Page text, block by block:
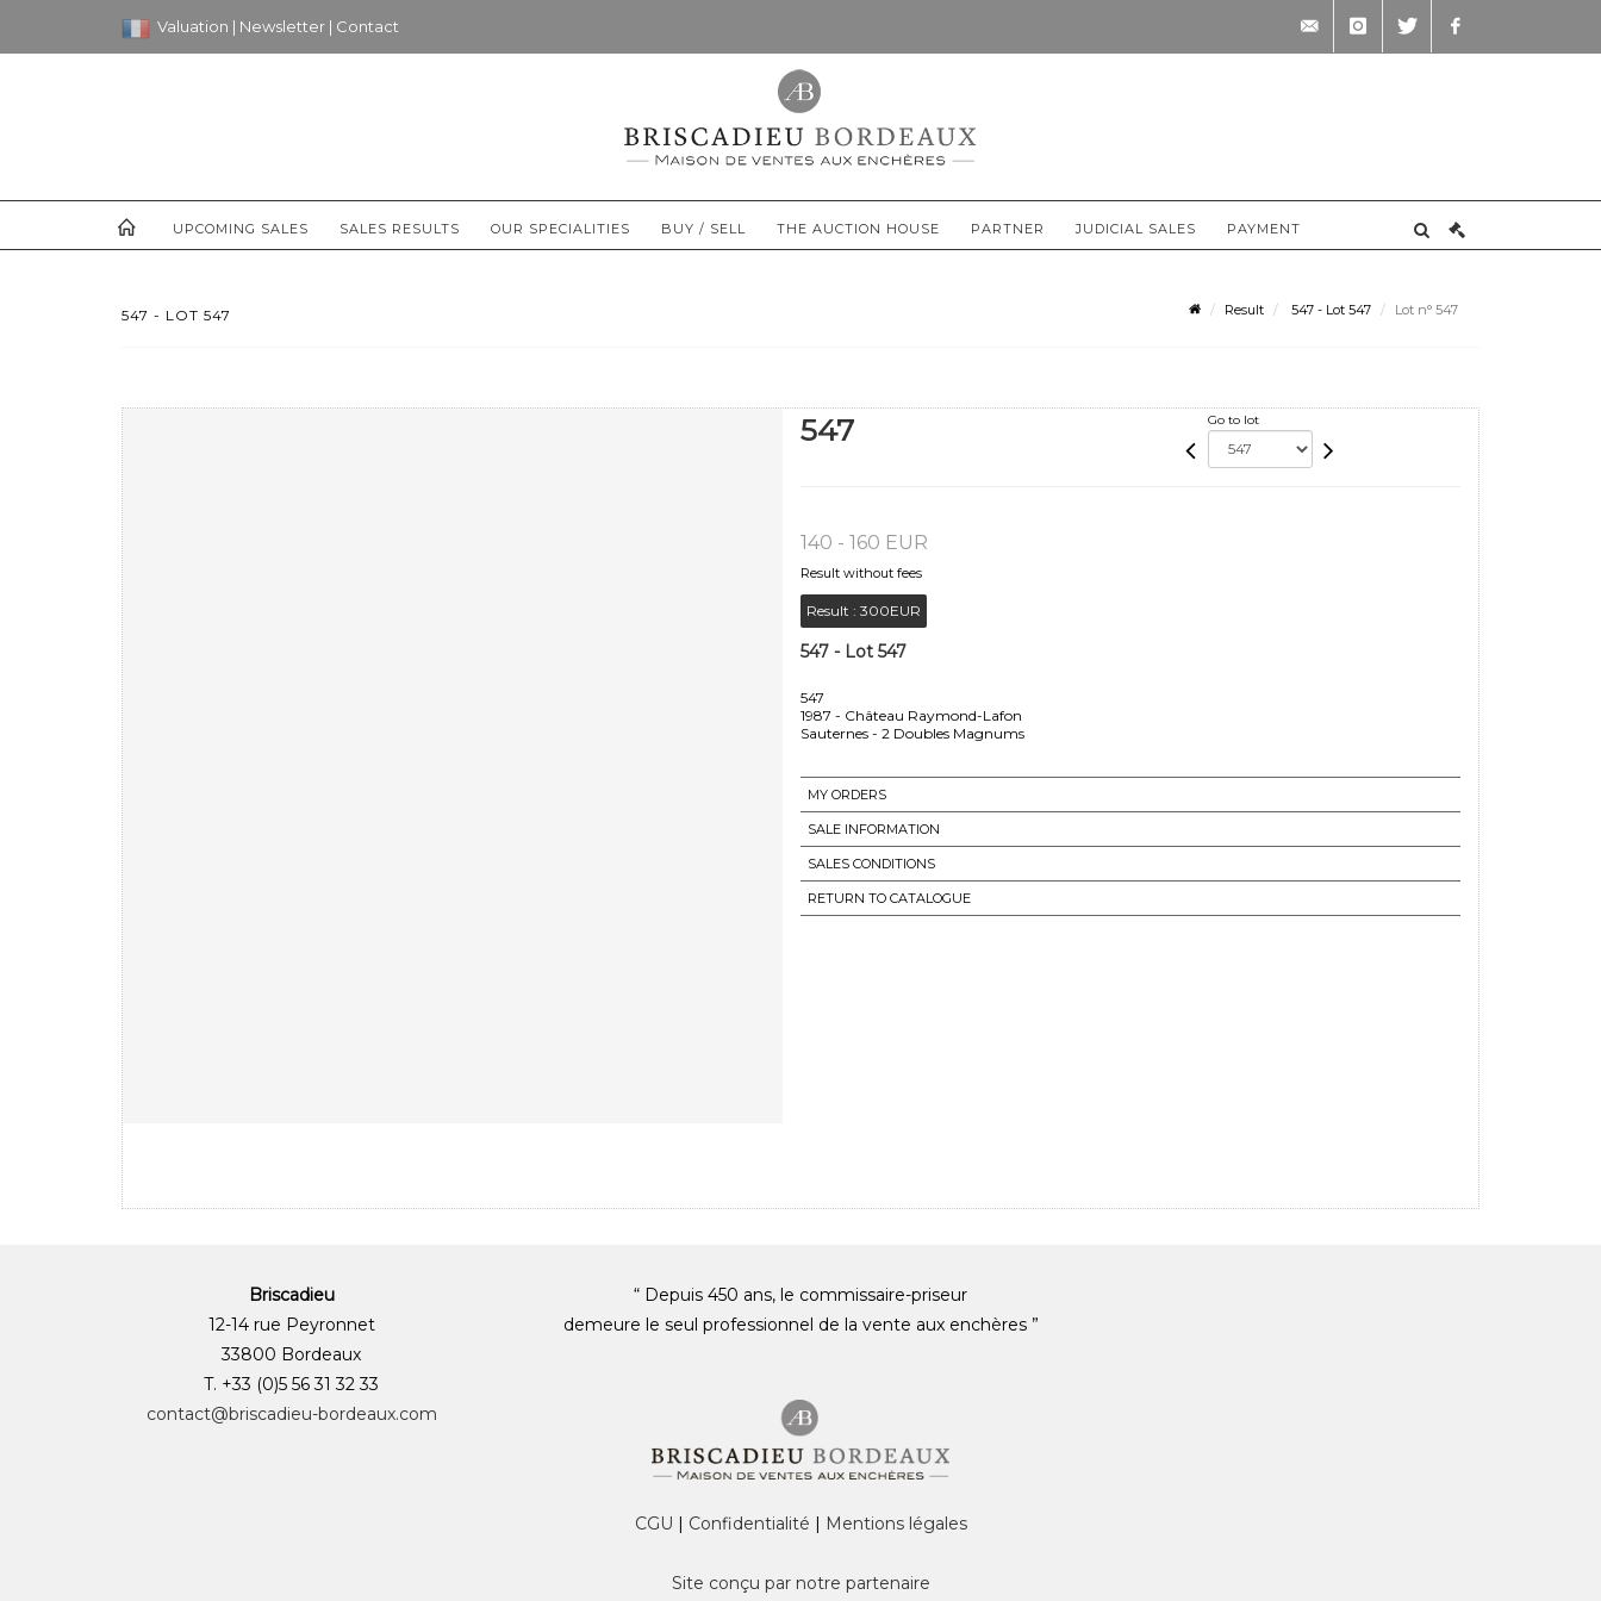
Valuation | Newsletter | Contact
UPCOMING SALES SALES RESULTS OUR SPECIALITIES BUY / SELL THE AUCTION HOUSE PARTNER JUDICIAL SALES PAYMENT
547 - LOT 547 Result 547 - Lot 547 Lot n° 547
547 Go to lot
140 - 160 EUR
Result without fees
Result : 300EUR
547 - Lot 547
547
1987 - Château Raymond-Lafon
Sauternes - 2 Doubles Magnums
MY ORDERS
SALE INFORMATION
SALES CONDITIONS
RETURN TO CATALOGUE
Briscadieu
12-14 rue Peyronnet
33800 Bordeaux
T. +33 (0)5 56 31 32 33
contact@briscadieu-bordeaux.com
“ Depuis 450 ans, le commissaire-priseur
demeure le seul professionnel de la vente aux enchères ”
CGU | Confidentialité | Mentions légales
Site conçu par notre partenaire